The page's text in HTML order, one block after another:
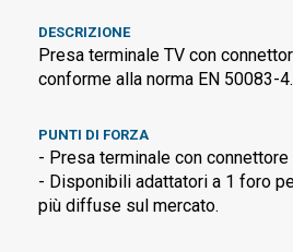
DESCRIZIONE
Presa terminale TV con
conforme alla norma EN 50083-4.
PUNTI DI FORZA
- Presa terminale con connettore
- Disponibili adattatori a 1 foro
più diffuse sul mercato.